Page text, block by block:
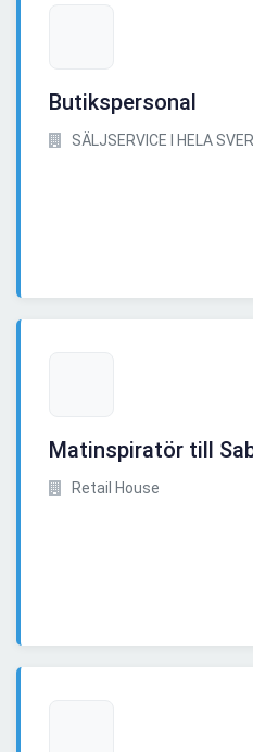
Butikspersonal
SÄLJSERVICE I HELA
Matinspiratör till
Retail House